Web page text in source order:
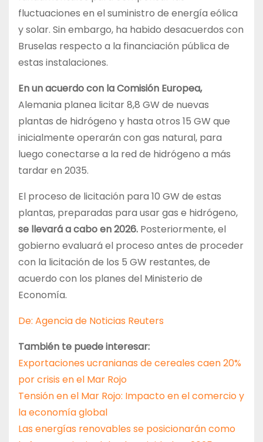
fluctuaciones en el suministro de energía eólica
y solar. Sin embargo, ha habido desacuerdos con
Bruselas respecto a la financiación pública de
estas instalaciones.
En un acuerdo con la Comisión Europea,
Alemania planea licitar 8,8 GW de nuevas
plantas de hidrógeno y hasta otros 15 GW que
inicialmente operarán con gas natural, para
luego conectarse a la red de hidrógeno a más
tardar en 2035.
El proceso de licitación para 10 GW de estas
plantas, preparadas para usar gas e hidrógeno,
se llevará a cabo en 2026. Posteriormente, el
gobierno evaluará el proceso antes de proceder
con la licitación de los 5 GW restantes, de
acuerdo con los planes del Ministerio de
Economía.
De: Agencia de Noticias Reuters
También te puede interesar:
Exportaciones ucranianas de cereales caen 20%
por crisis en el Mar Rojo
Tensión en el Mar Rojo: Impacto en el comercio y
la economía global
Las energías renovables se posicionarán como